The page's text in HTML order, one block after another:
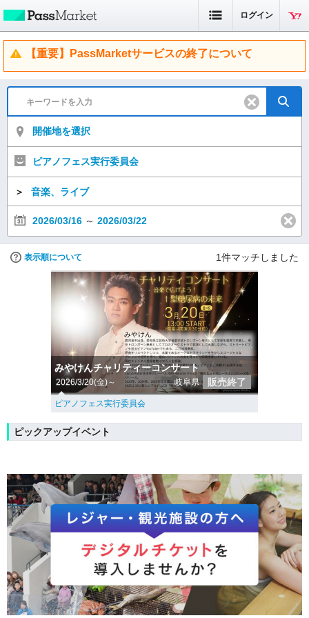
ログイン
【重要】PassMarketサービスの終了について
開催地を選択
ピアノフェス実行委員会
＞ 音楽、ライブ
2026/03/16 ～ 2026/03/22
表示順について 1件マッチしました
みやけんチャリティーコンサート
2026/3/20(金)～ 岐阜県 販売終了
ピアノフェス実行委員会
ピックアップイベント